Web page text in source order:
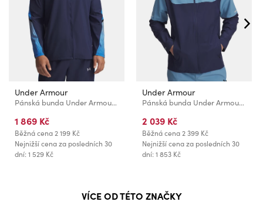
Under Armour
Pánská bunda Under Armour UA Velociti Storm Hooded Jkt-BLU
1 869 Kč
Běžná cena2 199 Kč
Nejnižší cena za posledních 30
dní: 1 529 Kč
Under Armour
Pánská bunda Under Armour UA Tech Utility Woven Jckt-BLU
2 039 Kč
Běžná cena2 399 Kč
Nejnižší cena za posledních 30
dní: 1 853 Kč
VÍCE OD TÉTO ZNAČKY